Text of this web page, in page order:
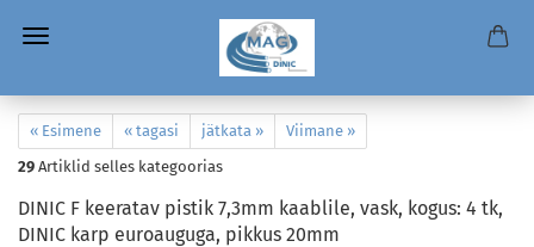
« Esimene « tagasi jätkata »
Viimane »
29 Artiklid selles kategoorias
DINIC F keeratav pistik 7,3mm kaablile, vask, kogus: 4 tk,
DINIC karp euroauguga, pikkus 20mm